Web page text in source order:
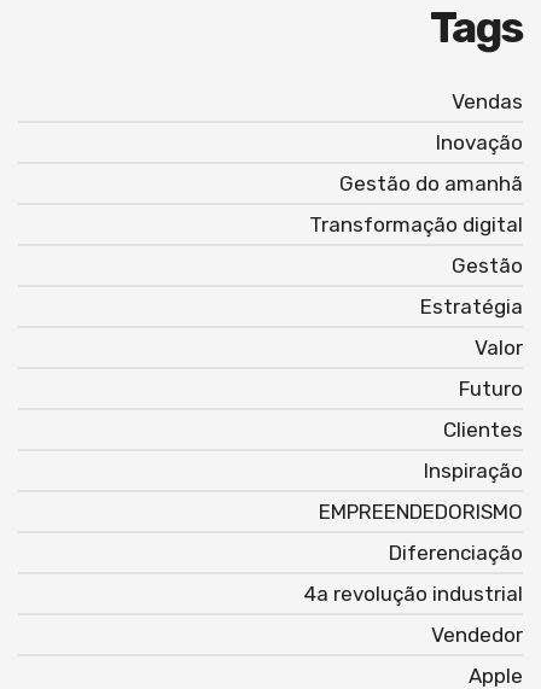
Tags
Vendas
Inovação
Gestão do amanhã
Transformação digital
Gestão
Estratégia
Valor
Futuro
Clientes
Inspiração
EMPREENDEDORISMO
Diferenciação
4a revolução industrial
Vendedor
Apple